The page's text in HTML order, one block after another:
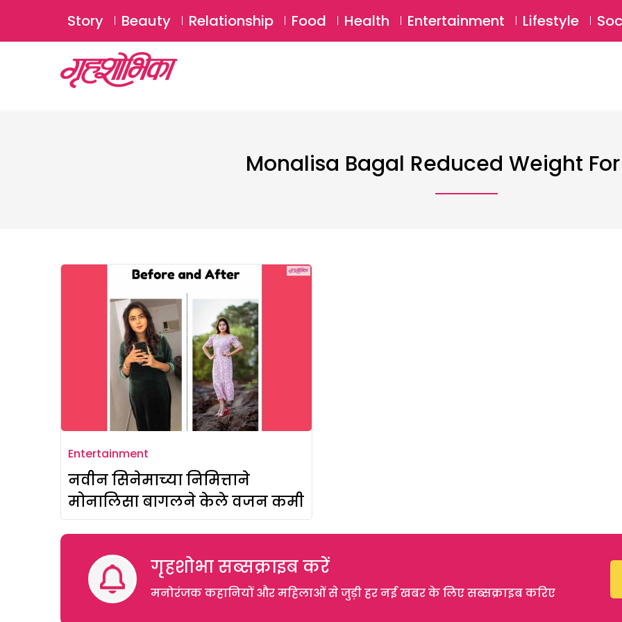
Story Beauty Relationship Food Health Entertainment Lifestyle
Monalisa Bagal Reduced Weight
Entertainment
नवीन सिनेमाच्या निमित्ताने
मोनालिसा बागलने केले वजन कमी
गृहशोभा सब्सक्राइब करें
मनोरंजक कहानियों और महिलाओं से जुड़ी हर नई खबर के लिए सब्सक्राइब करिए